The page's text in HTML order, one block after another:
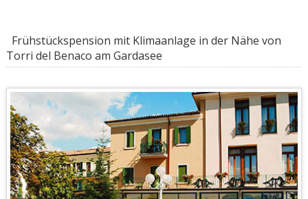
Frühstückspension mit Klimaanlage in der Nähe von
Torri del Benaco am Gardasee